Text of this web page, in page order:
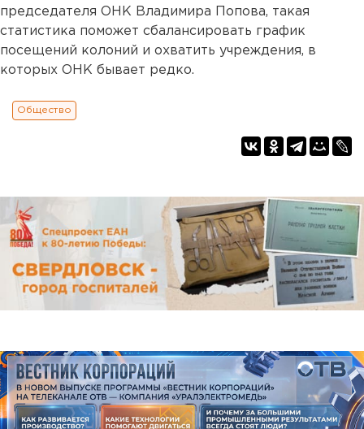
председателя ОНК Владимира Попова, такая
статистика поможет сбалансировать график
посещений колоний и охватить учреждения, в
которых ОНК бывает редко.
Общество